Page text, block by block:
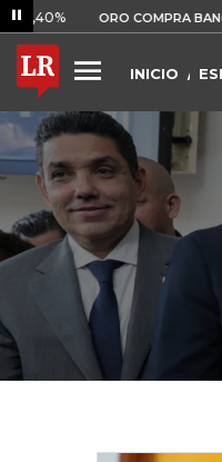
ORO COMPRA BANCO DE LA
INICIO